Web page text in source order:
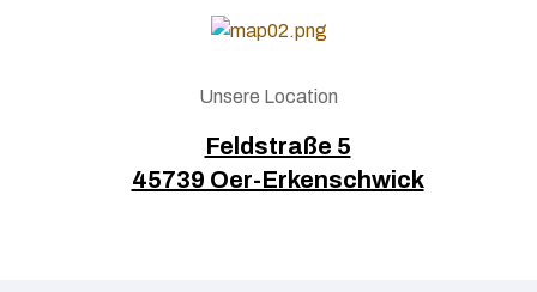
Unsere Location
Feldstraße 5
45739 Oer-Erkenschwick